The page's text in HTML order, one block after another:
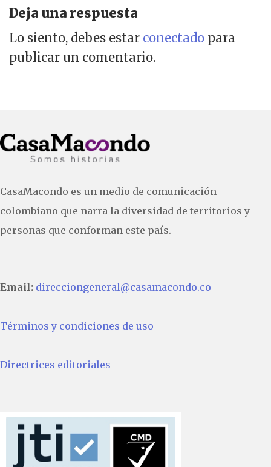
Deja una respuesta
Lo siento, debes estar conectado para
publicar un comentario.
CasaMacondo es un medio de comunicación
colombiano que narra la diversidad de territorios y
personas que conforman este país.
Email: direcciongeneral@casamacondo.co
Términos y condiciones de uso
Directrices editoriales